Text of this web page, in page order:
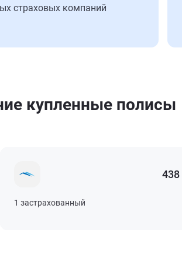
страховых компаний
купленные полисы
1 застрахованный
1 застрахованный
1 застрахованный
1 застрахованный